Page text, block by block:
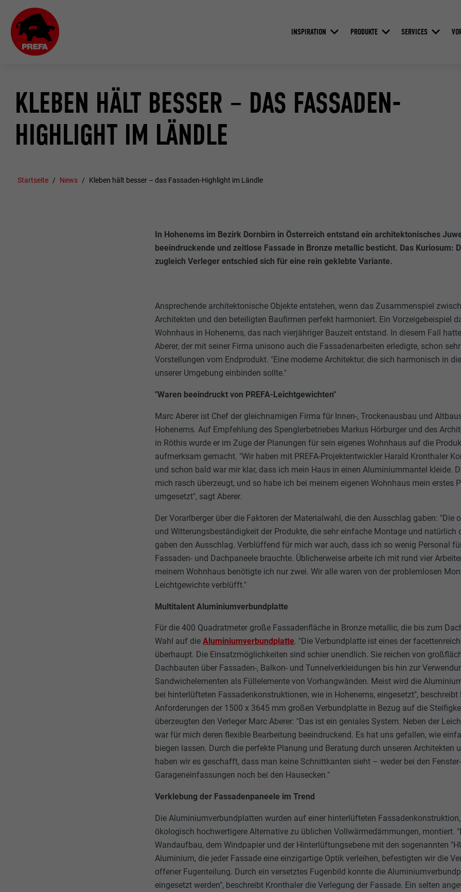
INSPIRATION PRODUKTE SERVICES
KLEBEN HÄLT BESSER – DAS FASSADEN-
HIGHLIGHT IM LÄNDLE
Startseite News Kleben hält besser – das Fassaden-Highlight im Ländle
In Hohenems im Bezirk Dornbirn in Österreich entstand ein architektonisches
beeindruckende und zeitlose Fassade in Bronze metallic besticht. Das Kuriosum:
zugleich Verleger entschied sich für eine rein geklebte Variante.
Ansprechende architektonische Objekte entstehen, wenn das Zusammenspiel
Architekten und den beteiligten Baufirmen perfekt harmoniert. Ein Vorzeigebeispiel
Wohnhaus in Hohenems, das nach vierjähriger Bauzeit entstand. In diesem Fall
Aberer, der mit seiner Firma unisono auch die Fassadenarbeiten erledigte, schon
Vorstellungen vom Endprodukt. "Eine moderne Architektur, die sich harmonisch in
unserer Umgebung einbinden sollte."
"Waren beeindruckt von PREFA-Leichtgewichten"
Marc Aberer ist Chef der gleichnamigen Firma für Innen-, Trockenausbau und
Hohenems. Auf Empfehlung des Spenglerbetriebes Markus Hörburger und des
in Röthis wurde er im Zuge der Planungen für sein eigenes Wohnhaus auf die
aufmerksam gemacht. "Wir haben mit PREFA-Projektentwickler Harald Kronthaler
und schon bald war mir klar, dass ich mein Haus in einen Aluminiummantel kleide.
mich rasch überzeugt, und so habe ich bei meinem eigenen Wohnhaus mein erstes
umgesetzt", sagt Aberer.
Der Vorarlberger über die Faktoren der Materialwahl, die den Ausschlag gaben: "Die
und Witterungsbeständigkeit der Produkte, die sehr einfache Montage und natürlich
gaben den Ausschlag. Verblüffend für mich war auch, dass ich so wenig Personal
Fassaden- und Dachpaneele brauchte. Üblicherweise arbeite ich mit rund vier
meinem Wohnhaus benötigte ich nur zwei. Wir alle waren von der problemlosen
Leichtgewichte verblüfft."
Multitalent Aluminiumverbundplatte
Für die 400 Quadratmeter große Fassadenfläche in Bronze metallic, die bis zum
Wahl auf dieAluminiumverbundplatte. "Die Verbundplatte ist eines der
überhaupt. Die Einsatzmöglichkeiten sind schier unendlich. Sie reichen von
Dachbauten über Fassaden-, Balkon- und Tunnelverkleidungen bis hin zur
Sandwichelementen als Füllelemente von Vorhangwänden. Meist wird die
bei hinterlüfteten Fassadenkonstruktionen, wie in Hohenems, eingesetzt", beschreibt
Anforderungen der 1500 x 3645 mm großen Verbundplatte in Bezug auf die
überzeugten den Verleger Marc Aberer: "Das ist ein geniales System. Neben der
war für mich deren flexible Bearbeitung beeindruckend. Es hat uns gefallen, wie
biegen lassen. Durch die perfekte Planung und Beratung durch unseren Architekten
haben wir es geschafft, dass man keine Schnittkanten sieht – weder bei den
Garageneinfassungen noch bei den Hausecken."
Verklebung der Fassadenpaneele im Trend
Die Aluminiumverbundplatten wurden auf einer hinterlüfteten
ökologisch hochwertigere Alternative zu üblichen Vollwärmedämmungen, montiert.
Wandaufbau, dem Windpapier und der Hinterlüftungsebene mit den sogenannten
Aluminium, die jeder Fassade eine einzigartige Optik verleihen, befestigten wir die
offener Fugenteilung. Durch ein versetztes Fugenbild konnte die
eingesetzt werden", beschreibt Kronthaler die Verlegung der Fassade. Ein selten